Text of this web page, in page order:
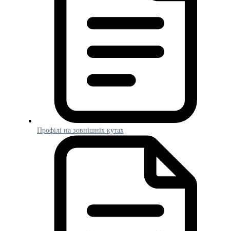
Профілі на зовнішніх кутах